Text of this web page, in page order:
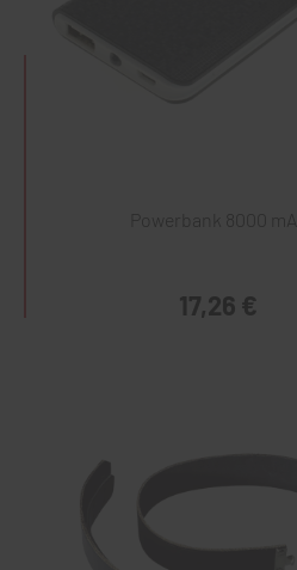
Powerbank 8000 mAh
17,26 €